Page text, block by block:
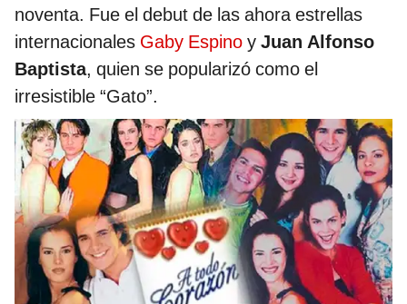
noventa. Fue el debut de las ahora estrellas
internacionales Gaby Espino y Juan Alfonso
Baptista, quien se popularizó como el
irresistible “Gato”.